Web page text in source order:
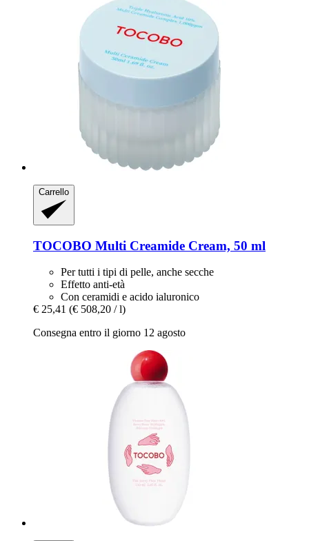
Carrello
TOCOBO Multi Creamide Cream, 50 ml
Per tutti i tipi di pelle, anche secche
Effetto anti-età
Con ceramidi e acido ialuronico
€ 25,41 (€ 508,20 / l)
Consegna entro il giorno 12 agosto